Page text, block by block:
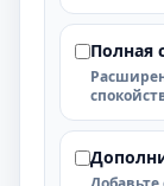
Полная